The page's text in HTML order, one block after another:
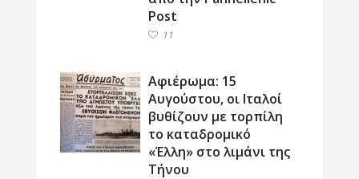
Post
11
Αφιέρωμα: 15
Αυγούστου, οι Ιταλοί
βυθίζουν με τορπίλη
το καταδρομικό
«Έλλη» στο λιμάνι της
Τήνου